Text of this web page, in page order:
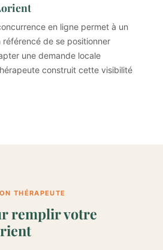
en ligne permet à un
de se positionner
une demande locale
construit cette visibilité
THÉRAPEUTE
remplir votre